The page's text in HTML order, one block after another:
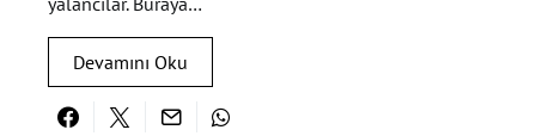
Devamını Oku